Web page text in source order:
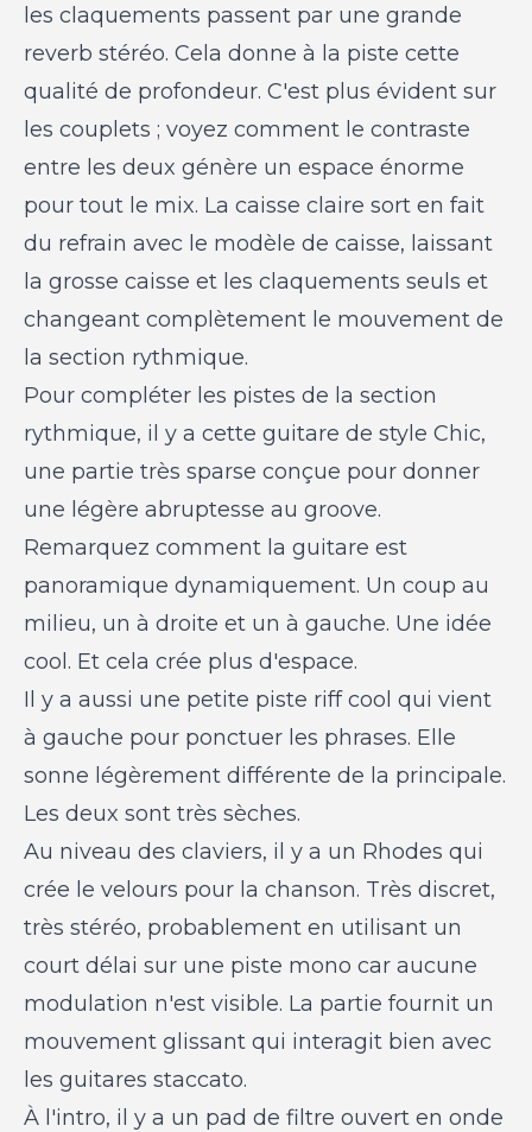
les claquements passent par une grande
reverb stéréo. Cela donne à la piste cette
qualité de profondeur. C'est plus évident sur
les couplets ; voyez comment le contraste
entre les deux génère un espace énorme
pour tout le mix. La caisse claire sort en fait
du refrain avec le modèle de caisse, laissant
la grosse caisse et les claquements seuls et
changeant complètement le mouvement de
la section rythmique.
Pour compléter les pistes de la section
rythmique, il y a cette guitare de style Chic,
une partie très sparse conçue pour donner
une légère abruptesse au groove.
Remarquez comment la guitare est
panoramique dynamiquement. Un coup au
milieu, un à droite et un à gauche. Une idée
cool. Et cela crée plus d'espace.
Il y a aussi une petite piste riff cool qui vient
à gauche pour ponctuer les phrases. Elle
sonne légèrement différente de la principale.
Les deux sont très sèches.
Au niveau des claviers, il y a un Rhodes qui
crée le velours pour la chanson. Très discret,
très stéréo, probablement en utilisant un
court délai sur une piste mono car aucune
modulation n'est visible. La partie fournit un
mouvement glissant qui interagit bien avec
les guitares staccato.
À l'intro, il y a un pad de filtre ouvert en onde